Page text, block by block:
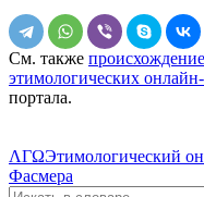
См. также
этимологических
портала.
ΛΓΩЭтимологический
Фасмера